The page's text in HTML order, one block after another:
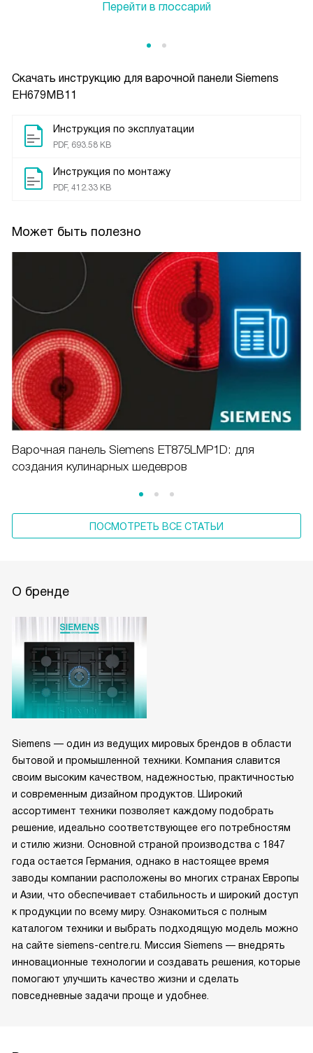
Скачать инструкцию для варочной панели Siemens
EH679MB11
Инструкция по эксплуатации
PDF, 693.58 KB
Инструкция по монтажу
PDF, 412.33 KB
Может быть полезно
Варочная панель Siemens ET875LMP1D: для
создания кулинарных шедевров
ПОСМОТРЕТЬ ВСЕ СТАТЬИ
Перейти в глоссарий
О бренде
Siemens — один из ведущих мировых брендов в области
бытовой и промышленной техники. Компания славится
своим высоким качеством, надежностью, практичностью
и современным дизайном продуктов. Широкий
ассортимент техники позволяет каждому подобрать
решение, идеально соответствующее его потребностям
и стилю жизни. Основной страной производства с 1847
года остается Германия, однако в настоящее время
заводы компании расположены во многих странах Европы
и Азии, что обеспечивает стабильность и широкий доступ
к продукции по всему миру. Ознакомиться с полным
каталогом техники и выбрать подходящую модель можно
на сайте siemens-centre.ru. Миссия Siemens — внедрять
инновационные технологии и создавать решения, которые
помогают улучшить качество жизни и сделать
повседневные задачи проще и удобнее.